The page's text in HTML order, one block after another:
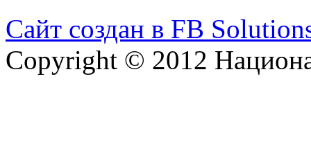
Сайт создан в FB
Copyright © 2012